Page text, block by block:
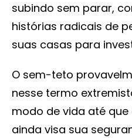
subindo sem parar,
histórias radicais de
suas casas para
O sem-teto
nesse termo
modo de vida até
ainda visa sua